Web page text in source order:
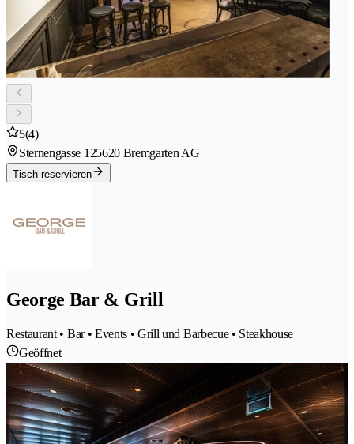
5(4)
Sternengasse 125620 Bremgarten AG
Tisch reservieren
George Bar & Grill
Restaurant • Bar • Events • Grill und Barbecue • Steakhouse
Geöffnet